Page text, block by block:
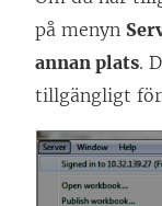
på menyn
annan plats.
tillgängligt för